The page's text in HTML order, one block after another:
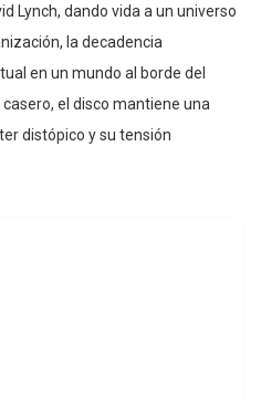
Lynch, dando vida a un universo
la decadencia
en un mundo al borde del
el disco mantiene una
distópico y su tensión